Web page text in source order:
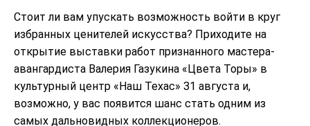
Стоит ли вам упускать возможность войти в круг
избранных ценителей искусства? Приходите на
открытие выставки работ признанного мастера-
авангардиста Валерия Газукина «Цвета Торы» в
культурный центр «Наш Техас» 31 августа и,
возможно, у вас появится шанс стать одним из
самых дальновидных коллекционеров.